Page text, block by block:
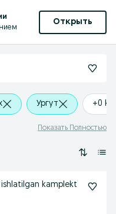
Открыть
Ургут +0 km
Показать Полностью
kamplekt